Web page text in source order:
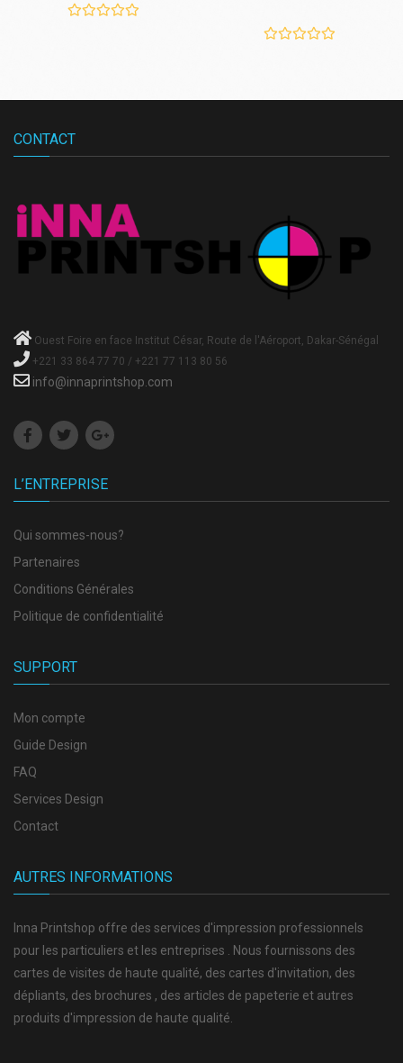
CONTACT
Ouest Foire en face Institut César, Route de l'Aéroport, Dakar-Sénégal
+221 33 864 77 70 / +221 77 113 80 56
info@innaprintshop.com
L’ENTREPRISE
Qui sommes-nous?
Partenaires
Conditions Générales
Politique de confidentialité
SUPPORT
Mon compte
Guide Design
FAQ
Services Design
Contact
AUTRES INFORMATIONS
Inna Printshop offre des services d'impression professionnels
pour les particuliers et les entreprises . Nous fournissons des
cartes de visites de haute qualité, des cartes d'invitation, des
dépliants, des brochures , des articles de papeterie et autres
produits d'impression de haute qualité.